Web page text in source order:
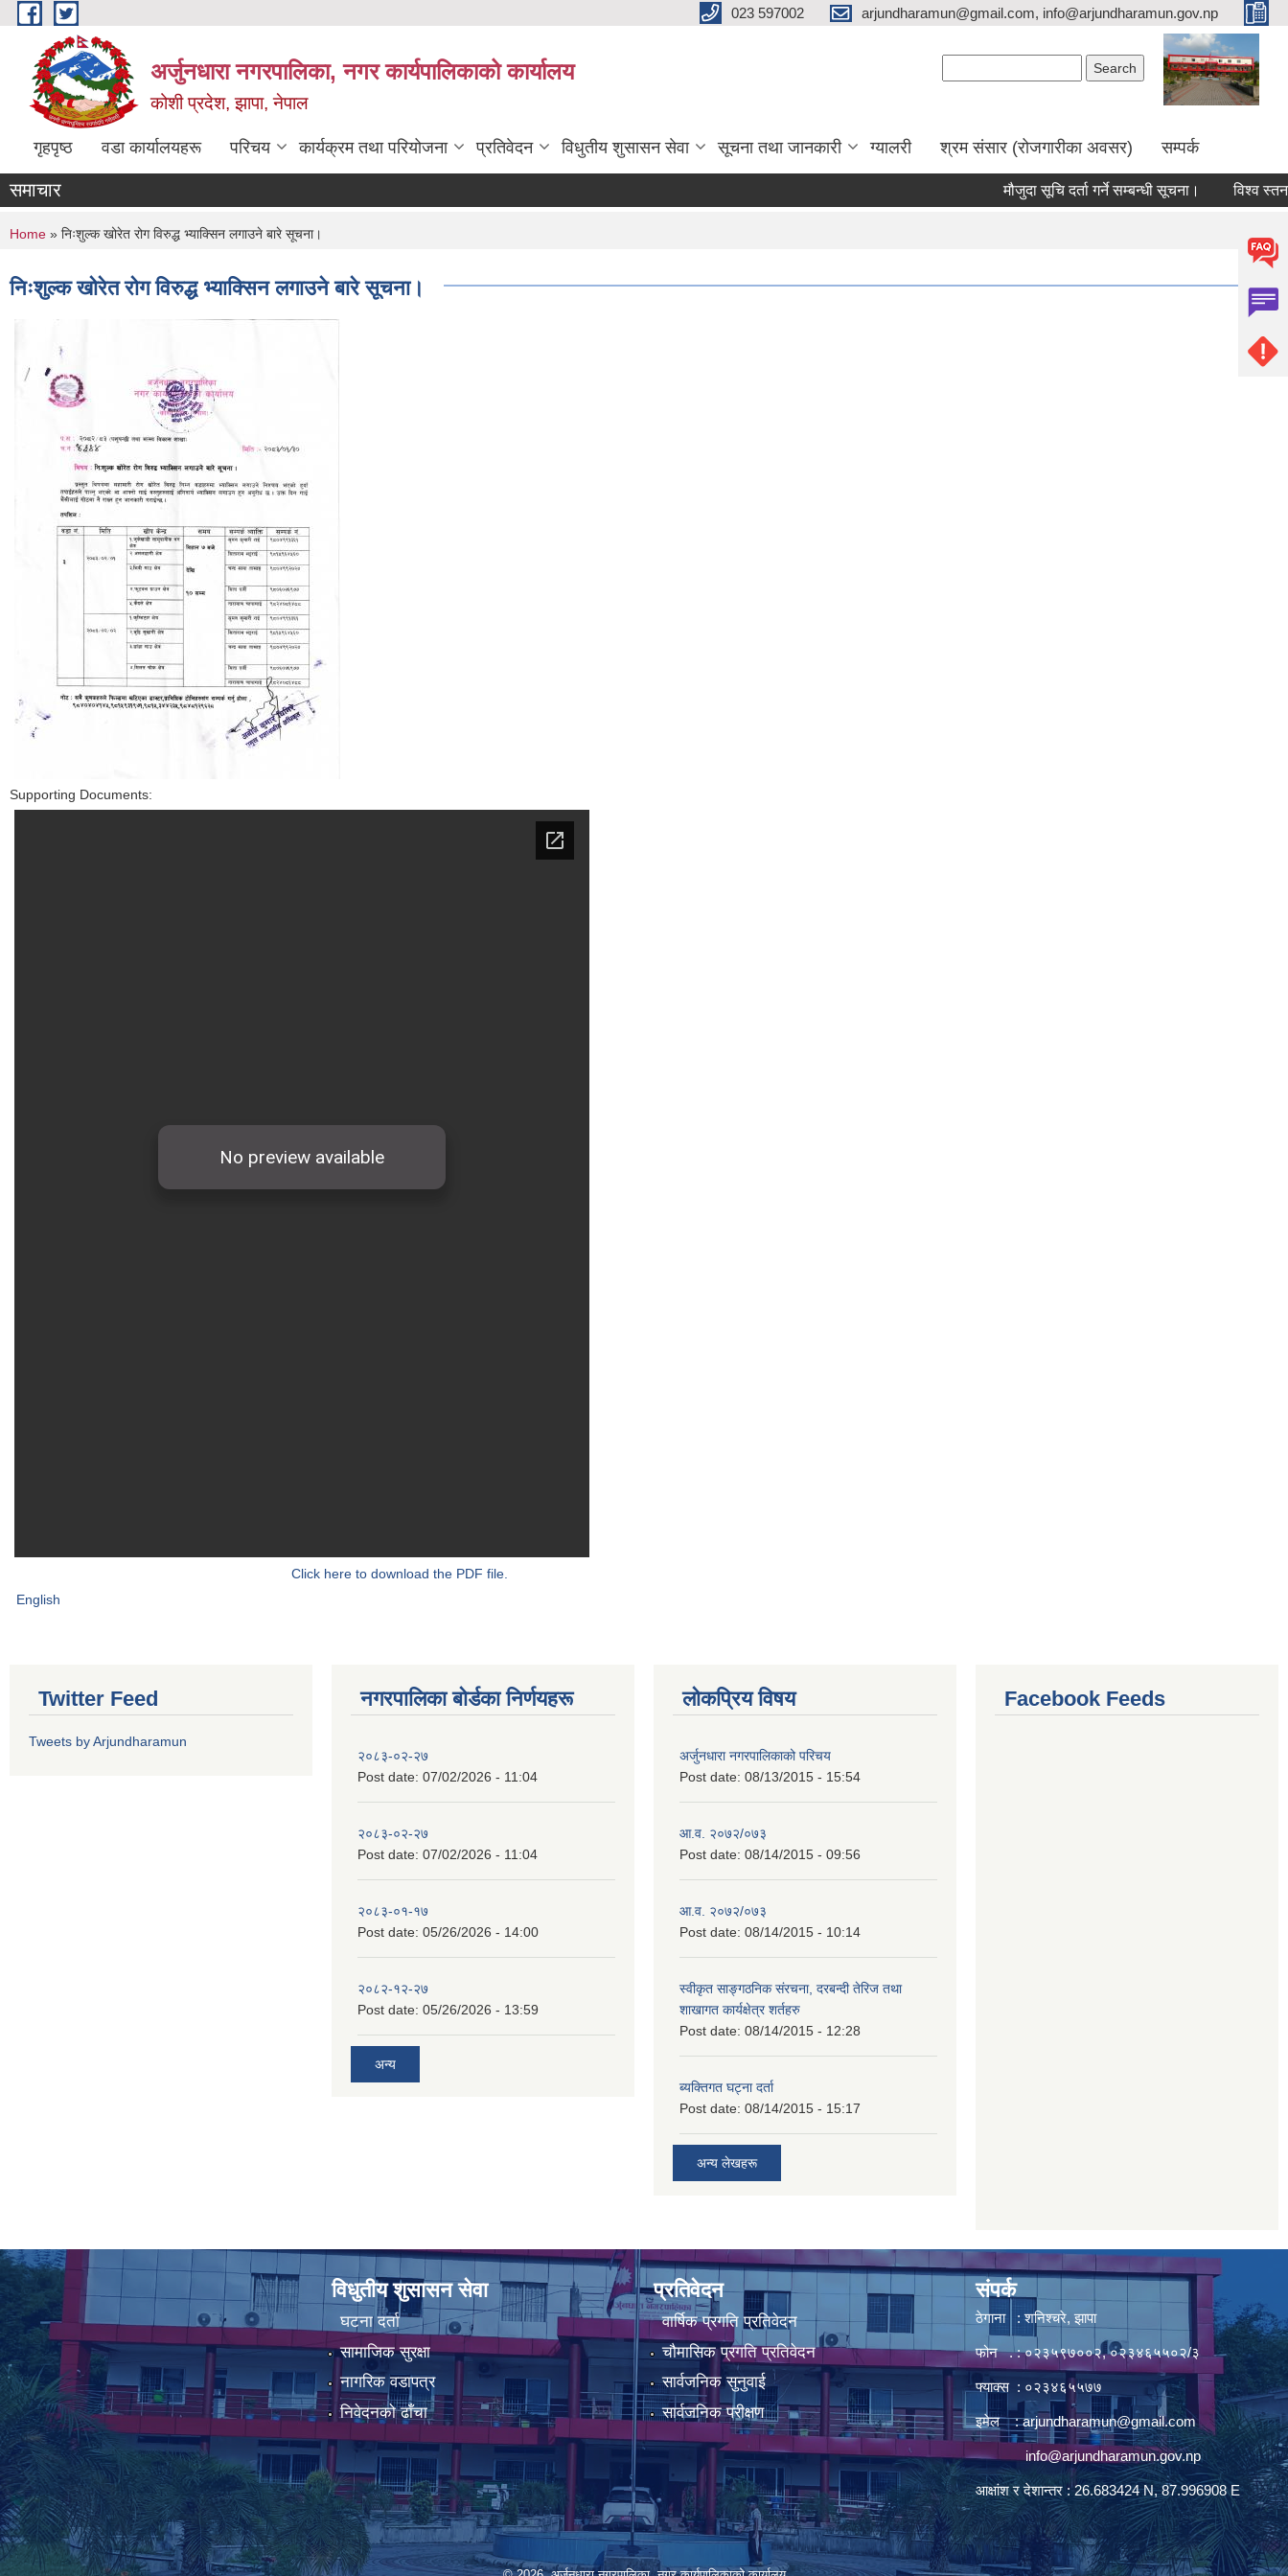
Skip to main content 023 597002 arjundharamun@gmail.com, info@arjundharamun.gov.np
अर्जुनधारा नगरपालिका, नगर कार्यपालिकाको कार्यालय
कोशी प्रदेश, झापा, नेपाल
गृहपृष्ठ वडा कार्यालयहरू परिचय कार्यक्रम तथा परियोजना प्रतिवेदन विधुतीय शुसासन सेवा सूचना तथा जानकारी ग्यालरी श्रम संसार (रोजगारीका अवसर) सम्पर्क
समाचार मौजुदा सूचि दर्ता गर्ने सम्बन्धी सूचना। विश्व
You are here
Home » निःशुल्क खोरेत रोग विरुद्ध भ्याक्सिन लगाउने बारे सूचना।
निःशुल्क खोरेत रोग विरुद्ध भ्याक्सिन लगाउने बारे सूचना।
Supporting Documents:
Click here to download the PDF file.
English
Twitter Feed
Tweets by Arjundharamun
नगरपालिका बाेर्डका निर्णयहरू
२०८३-०२-२७
Post date: 07/02/2026 - 11:04
२०८३-०२-२७
Post date: 07/02/2026 - 11:04
२०८३-०१-१७
Post date: 05/26/2026 - 14:00
२०८२-१२-२७
Post date: 05/26/2026 - 13:59
अन्य
लोकप्रिय विषय
अर्जुनधारा नगरपालिकाको परिचय
Post date: 08/13/2015 - 15:54
आ.व. २०७२/०७३
Post date: 08/14/2015 - 09:56
आ.व. २०७२/०७३
Post date: 08/14/2015 - 10:14
स्वीकृत साङ्गठनिक संरचना, दरबन्दी तेरिज तथा
शाखागत कार्यक्षेत्र शर्तहरु
Post date: 08/14/2015 - 12:28
ब्यक्तिगत घट्ना दर्ता
Post date: 08/14/2015 - 15:17
अन्य लेखहरू
Facebook Feeds
विधुतीय शुसासन सेवा
घटना दर्ता
सामाजिक सुरक्षा
नागरिक वडापत्र
निवेदनको ढाँचा
प्रतिवेदन
वार्षिक प्रगति प्रतिवेदन
चौमासिक प्रगति प्रतिवेदन
सार्वजनिक सुनुवाई
सार्वजनिक परीक्षण
संपर्क
ठेगाना : शनिश्चरे, झापा
फोन . : ०२३५९७००२, ०२३४६५५०२/३
फ्याक्स : ०२३४६५५७७
इमेल :arjundharamun@gmail.com
info@arjundharamun.gov.np
आक्षांश र देशान्तर : 26.683424 N, 87.996908 E